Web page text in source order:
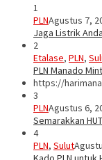
1
PLNAgustus 7,
Jaga Listrik
2
Etalase, PLN,
PLN Manado
https://
3
PLNAgustus 6,
Semarakkan
4
PLN, Sulut